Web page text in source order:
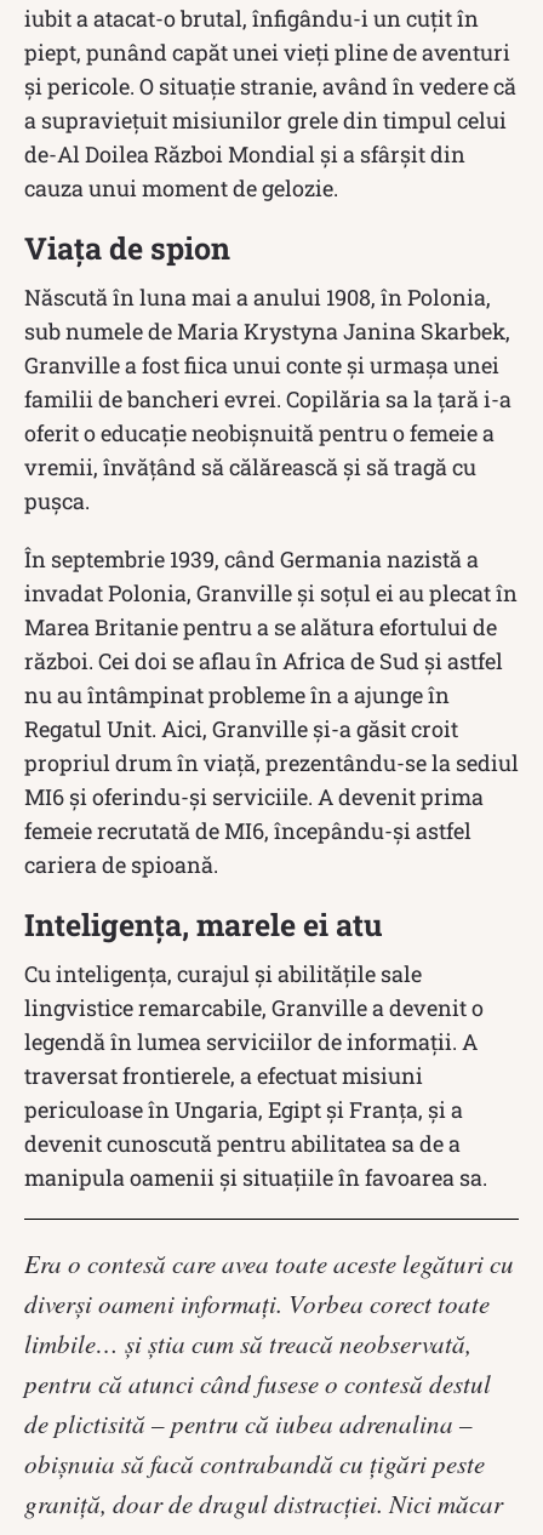
iubit a atacat-o brutal, înfigându-i un cuțit în
piept, punând capăt unei vieți pline de aventuri
și pericole. O situație stranie, având în vedere că
a supraviețuit misiunilor grele din timpul celui
de-Al Doilea Război Mondial și a sfârșit din
cauza unui moment de gelozie.
Viața de spion
Născută în luna mai a anului 1908, în Polonia,
sub numele de Maria Krystyna Janina Skarbek,
Granville a fost fiica unui conte și urmașa unei
familii de bancheri evrei. Copilăria sa la țară i-a
oferit o educație neobișnuită pentru o femeie a
vremii, învățând să călărească și să tragă cu
pușca.
În septembrie 1939, când Germania nazistă a
invadat Polonia, Granville și soțul ei au plecat în
Marea Britanie pentru a se alătura efortului de
război. Cei doi se aflau în Africa de Sud și astfel
nu au întâmpinat probleme în a ajunge în
Regatul Unit. Aici, Granville și-a găsit croit
propriul drum în viață, prezentându-se la sediul
MI6 și oferindu-și serviciile. A devenit prima
femeie recrutată de MI6, începându-și astfel
cariera de spioană.
Inteligența, marele ei atu
Cu inteligența, curajul și abilitățile sale
lingvistice remarcabile, Granville a devenit o
legendă în lumea serviciilor de informații. A
traversat frontierele, a efectuat misiuni
periculoase în Ungaria, Egipt și Franța, și a
devenit cunoscută pentru abilitatea sa de a
manipula oamenii și situațiile în favoarea sa.
Era o contesă care avea toate aceste legături cu
diverși oameni informați. Vorbea corect toate
limbile… și știa cum să treacă neobservată,
pentru că atunci când fusese o contesă destul
de plictisită – pentru că iubea adrenalina –
obișnuia să facă contrabandă cu țigări peste
graniță, doar de dragul distracției. Nici măcar